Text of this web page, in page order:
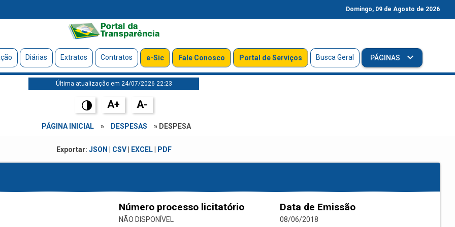
Domingo, 09 de Agosto de 2026
Diárias Extratos Contratos e-Sic Fale Conosco Portal de Serviços Busca Geral PÁGINAS
Última atualização em 24/07/2026 22:23
A+ A-
PÁGINA INICIAL » DESPESAS » DESPESA
Exportar: JSON CSV| EXCEL| PDF
Número processo licitatório
NÃO DISPONÍVEL
Data de Emissão
08/06/2018